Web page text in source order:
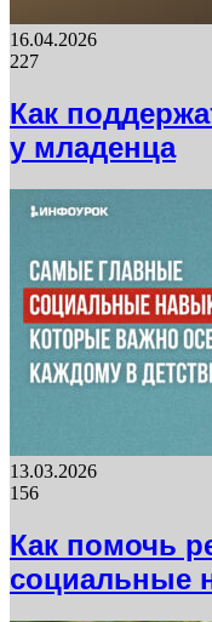
16.04.2026
227
Как
у младенца
13.03.2026
156
Как помочь
социальные